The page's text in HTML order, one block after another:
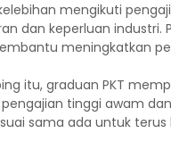
mengikuti
dan keperluan
meningkatkan
itu, graduan PKT
tinggi awam
sama ada untuk